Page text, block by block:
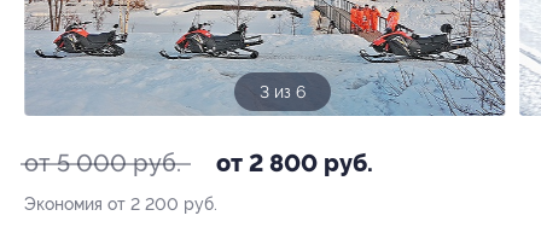
3 из 6
от 5 000 руб. от 2 800 руб.
Экономия от 2 200 руб.